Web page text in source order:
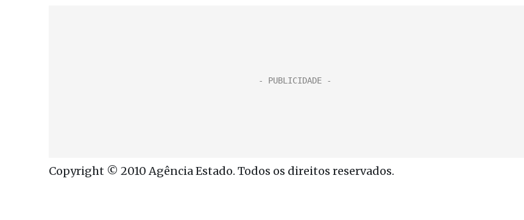
Copyright © 2010 Agência Estado. Todos os direitos reservados.